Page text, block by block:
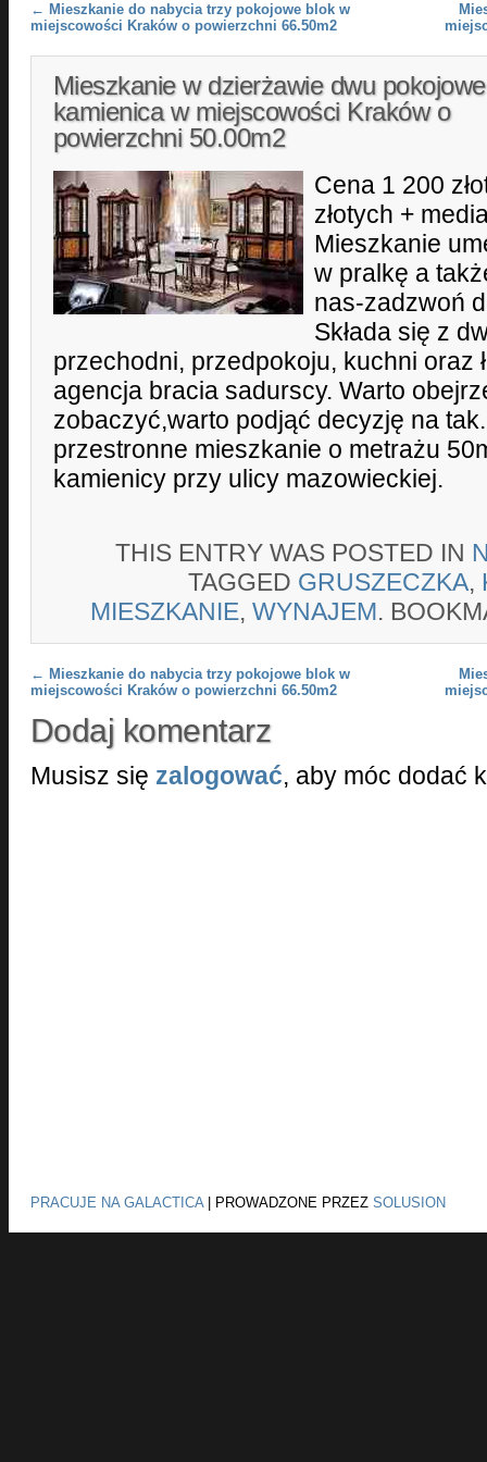
Post navigation
← Mieszkanie do nabycia trzy pokojowe blok w
miejscowości Kraków o powierzchni 66.50m2
Mieszkanie w dzierżawie dwu pokojowe
kamienica w miejscowości Kraków o
powierzchni 50.00m2
Cena 1 200
złotych +
Mieszkanie
w pralkę a
nas-zadzwoń
Składa się z
przechodni, przedpokoju, kuchni oraz
agencja bracia sadurscy. Warto
zobaczyć,warto podjąć decyzję na
przestronne mieszkanie o metrażu
kamienicy przy ulicy mazowieckiej.
THIS ENTRY WAS POSTED IN
TAGGED GRUSZECZKA,
MIESZKANIE, WYNAJEM.
Post navigation
← Mieszkanie do nabycia trzy pokojowe blok w
miejscowości Kraków o powierzchni 66.50m2
Dodaj komentarz
Musisz się zalogować, aby móc dodać
PRACUJE NA GALACTICA| PROWADZONE PRZEZ SOLUSION